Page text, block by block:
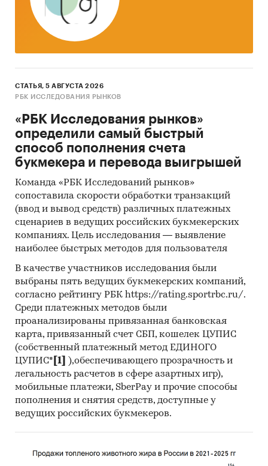
минимальным приростом за аналогичный
период предыдущего года
Динамика цены в актуальном месяце по
федеральным округам, 2021-2025
Темпы прироста цены в актуальном месяце
аналогичному периоду предыдущего года
по федеральным округам, 2021-2025
Динамика средней цены по кварталам 2022-
2025 в разрезе федеральных округов
Динамика цены по месяцам 2025 года в
разрезе федеральных округов
Темпы прироста за месяц в 2025 году в
разрезе федеральных округов
Данные по регионам каждого
федерального округа
Розничная цена за последний доступный
месяц в динамике за 2021-2025, прирост за
последний месяц, темпы прироста к
аналогичному периоду предыдущего года
2022-2025
Потребительские цены по месяцам, 2021-
2024
Максимальные, минимальные, средние
СТАТЬЯ, 5 АВГУСТА 2026
РБК ИССЛЕДОВАНИЯ РЫНКОВ
«РБК Исследования рынков»
определили самый быстрый
способ пополнения счета
букмекера и перевода выигрышей
Команда «РБК Исследований рынков»
сопоставила скорости обработки транзакций
(ввод и вывод средств) различных платежных
сценариев в ведущих российских букмекерских
компаниях. Цель исследования — выявление
наиболее быстрых методов для пользователя
В качестве участников исследования были
выбраны пять ведущих букмекерских компаний,
согласно рейтингу РБК https://rating.sportrbc.ru/.
Среди платежных методов были
проанализированы привязанная банковская
карта, привязанный счет СБП, кошелек ЦУПИС
(собственный платежный метод ЕДИНОГО
ЦУПИС* [1]
),обеспечивающего прозрачность и
легальность расчетов в сфере азартных игр),
мобильные платежи, SberPay и прочие способы
пополнения и снятия средств, доступные у
ведущих российских букмекеров.